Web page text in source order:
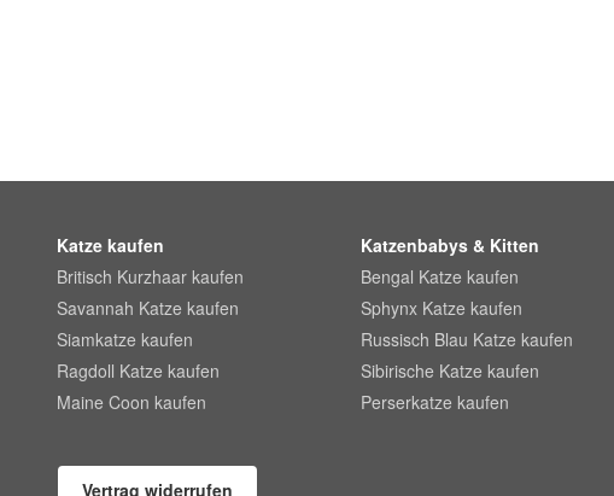
Katze kaufen
Britisch Kurzhaar kaufen
Savannah Katze kaufen
Siamkatze kaufen
Ragdoll Katze kaufen
Maine Coon kaufen
Katzenbabys & Kitten
Bengal Katze kaufen
Sphynx Katze kaufen
Russisch Blau Katze kaufen
Sibirische Katze kaufen
Perserkatze kaufen
Vertrag widerrufen